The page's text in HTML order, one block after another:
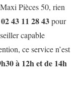
Pièces 50, rien
02 43 11 28 43pour
capable
ce service n’est
à 12h et de 14h